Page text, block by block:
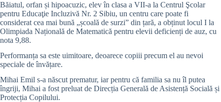
Băiatul, orfan și hipoacuzic, elev în clasa a VII-a la Centrul Şcolar
pentru Educaţie Incluzivă Nr. 2 Sibiu, un centru care poate fi
considerat cea mai bună „școală de surzi” din țară, a obținut locul I la
Olimpiada Națională de Matematică pentru elevii deficienți de auz, cu
nota 9,88.
Performanța sa este uimitoare, deoarece copiii precum el au nevoi
speciale de învățare.
Mihai Emil s-a născut prematur, iar pentru că familia sa nu îl putea
îngriji, Mihai a fost preluat de Direcția Generală de Asistență Socială și
Protecția Copilului.